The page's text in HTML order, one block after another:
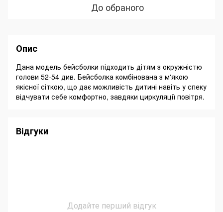
До обраного
Опис
Дана модель бейсболки підходить дітям з окружністю
голови 52-54 див. Бейсболка комбінована з м'якою
якісної сіткою, що дає можливість дитині навіть у спеку
відчувати себе комфортно, завдяки циркуляції повітря.
Відгуки
Додайте перший відгук